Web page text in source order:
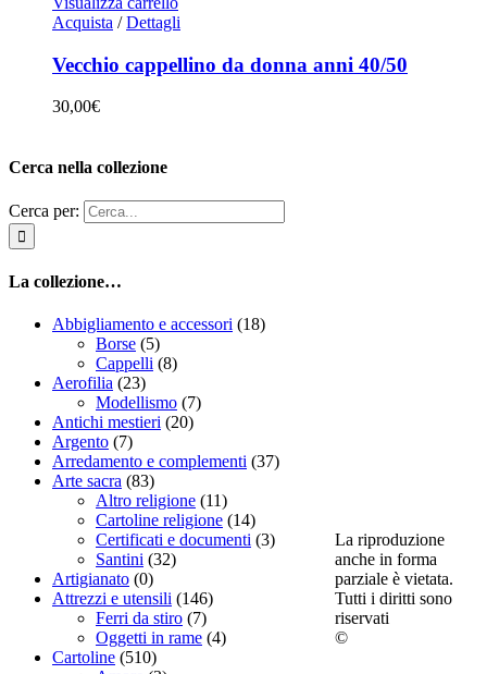
Acquista / Dettagli
Vecchio cappellino da donna anni 40/50
30,00€
Cerca nella collezione
Cerca per:
La collezione…
Abbigliamento e accessori (18)
Borse (5)
Cappelli (8)
Aerofilia (23)
Modellismo (7)
Antichi mestieri (20)
Argento (7)
Arredamento e complementi (37)
Arte sacra (83)
Altro religione (11)
Cartoline religione (14)
Certificati e documenti (3)
Santini (32)
Artigianato (0)
Attrezzi e utensili (146)
Ferri da stiro (7)
Oggetti in rame (4)
Cartoline (510)
La riproduzione
anche in forma
parziale è vietata.
Tutti i diritti sono
riservati
©